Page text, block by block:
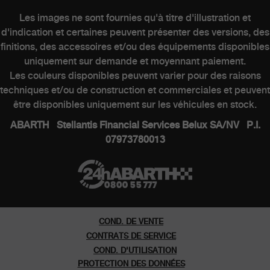
CLIENTS
Entretien des véhicules électriques
Kits & Accessoires
Contacter un concessionnaire
MONDE ABARTH
Histoire
Les images ne sont fournies qu'à titre d'illustration et
d'indication et certaines peuvent présenter des versions, des
finitions, des accessoires et/ou des équipements disponibles
uniquement sur demande et moyennant paiement.
Les couleurs disponibles peuvent varier pour des raisons
techniques et/ou de construction et commerciales et peuvent
être disponibles uniquement sur les véhicules en stock.
ABARTH Stellantis Financial Services Belux SA/NV P.I.
07973780013
COND. DE VENTE
CONTRATS DE SERVICE
COND. D'UTILISATION
PROTECTION DES DONNÉES